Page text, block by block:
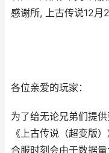
感谢所, 上古传说12月
各位亲爱的玩家：
为了给无论兄弟们提
《上古传说（超变版
合服时刻会由于数据